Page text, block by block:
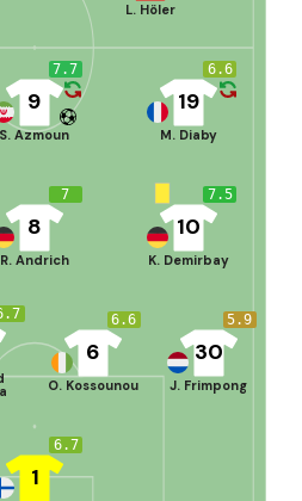
L. Höler
6.7
1
6.6
6
O. Kossounou
5.9
30
J. Frimpong
7
8
R. Andrich
7.5
10
K. Demirbay
7.7
9
S. Azmoun
6.6
19
M. Diaby